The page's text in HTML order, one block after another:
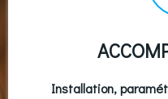
Installation,